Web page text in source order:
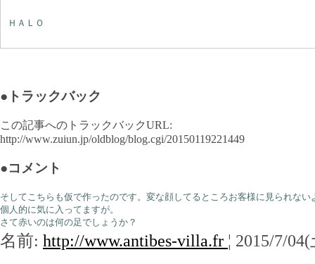
ＨＡＬＯ
●トラックバック
この記事へのトラックバックURL:
http://www.zuiun.jp/oldblog/blog.cgi/20150119221449
●コメント
そしてこちらも仮で作ったのです。変な顔してるところお客様に見られない
個人的に気に入ってますが。
さて赤いのは何の足でしょうか？
名前: http://www.antibes-villa.fr ¦ 2015/7/